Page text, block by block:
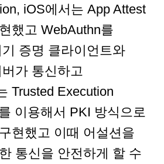
iOS에서는 App Attest
했고 WebAuthn를
증명 클라이언트와
가 통신하고
Trusted Execution
이용해서 PKI 방식으로
현했고 이때 어설션을
통신을 안전하게 할 수